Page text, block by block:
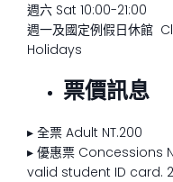
週六 Sat 10:00-21:00
週一及國定例假日休館
Holidays
票價訊息
▸ 全票 Adult NT.200
▸ 優惠票 Concessions
valid student ID card.